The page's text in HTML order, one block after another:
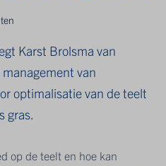
Karst Brolsma van
van
optimalisatie van de teelt
gras.
op de teelt en hoe kan